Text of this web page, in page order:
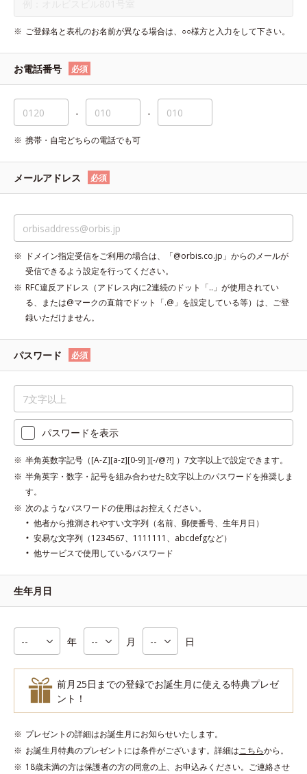
ご登録名と表札のお名前が異なる場合は、○○様方と入力をして下さい。
お電話番号 必須
- -
携帯・自宅どちらの電話でも可
メールアドレス 必須
ドメイン指定受信をご利用の場合は、「@orbis.co.jp」からのメールが
受信できるよう設定を行ってください。
RFC違反アドレス（アドレス内に2連続のドット「..」が使用されてい
る、または@マークの直前でドット「.@」を設定している等）は、ご登
録いただけません。
パスワード 必須
パスワードを表示
半角英数字記号（[A-Z][a-z][0-9] ][-/@?!] ）7文字以上で設定できます。
半角英字・数字・記号を組み合わせた8文字以上のパスワードを推奨しま
す。
次のようなパスワードの使用はお控えください。
他者から推測されやすい文字列（名前、郵便番号、生年月日）
安易な文字列（1234567、1111111、abcdefgなど）
他サービスで使用しているパスワード
生年月日
年 月 日
前月25日までの登録でお誕生月に使える特典プレゼ
ント！
プレゼントの詳細はお誕生月にお知らせいたします。
お誕生月特典のプレゼントには条件がございます。詳細はこちらから。
18歳未満の方は保護者の方の同意の上、お申込みください。ご連絡させ